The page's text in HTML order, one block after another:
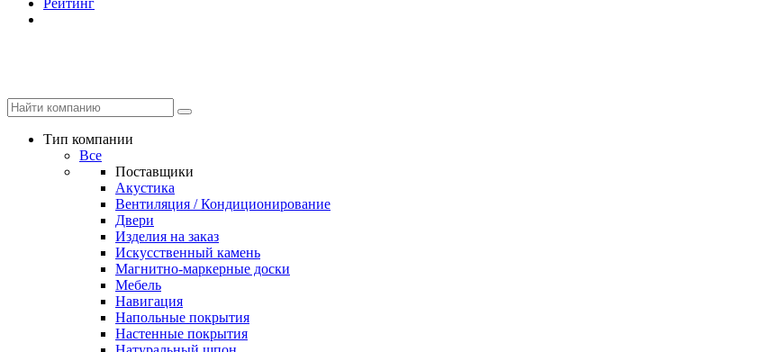
Рейтинг
Тип компании
Все
Поставщики
Акустика
Вентиляция / Кондиционирование
Двери
Изделия на заказ
Искусственный камень
Магнитно-маркерные доски
Мебель
Навигация
Напольные покрытия
Настенные покрытия